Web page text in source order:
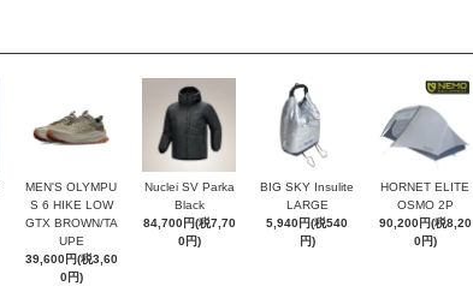
MEN'S OLYMPU
S 6 HIKE LOW
GTX BROWN/TA
UPE
39,600円(税3,60
0円)
Nuclei SV Parka
Black
84,700円(税7,70
0円)
BIG SKY Insulite
LARGE
5,940円(税540
円)
HORNET ELITE
OSMO 2P
90,200円(税8,20
0円)